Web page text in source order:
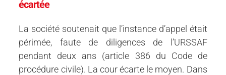
écartée
La société soutenait que l’instance d’appel était
périmée, faute de diligences de l’URSSAF
pendant deux ans (article 386 du Code de
procédure civile). La cour écarte le moyen. Dans